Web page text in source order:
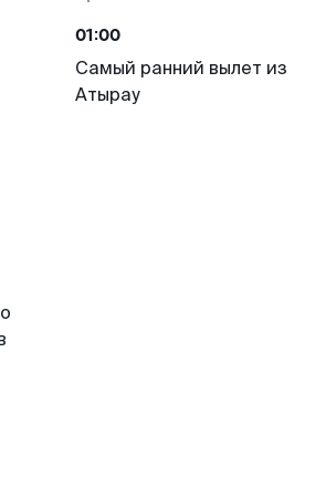
01:00
Самый ранний вылет из
Атырау